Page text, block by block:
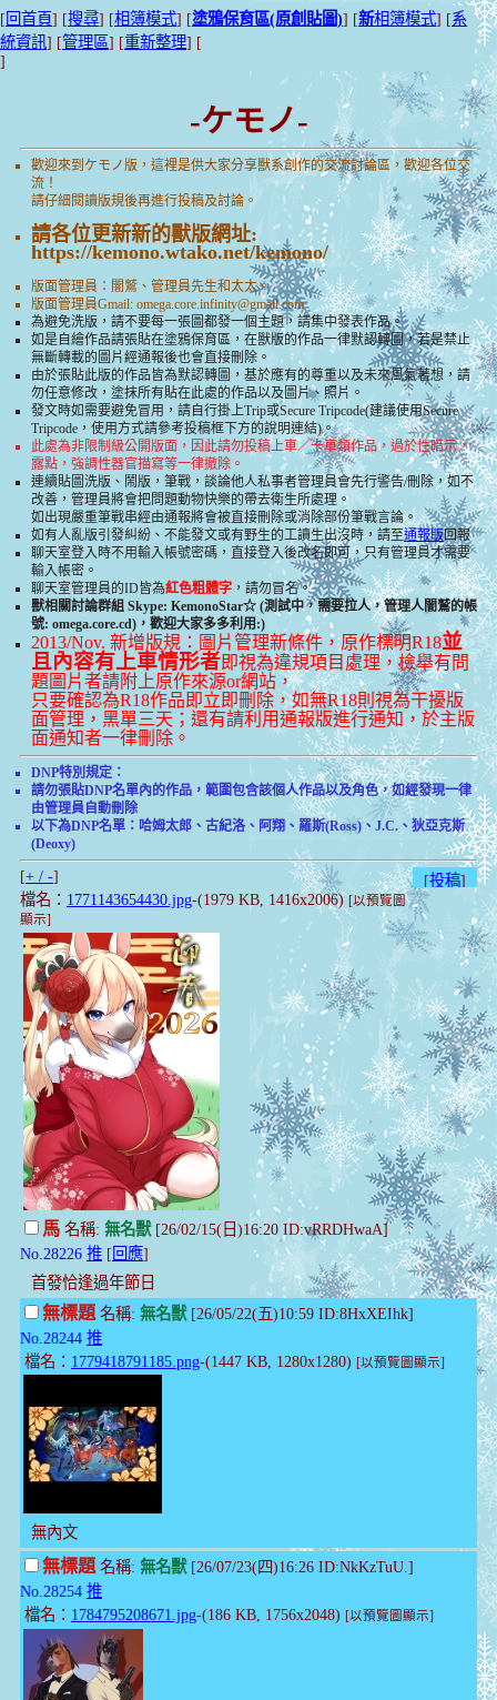
[ 回首頁] [搜尋] [相簿模式] [塗鴉保育區(原創貼圖)] [新相簿模式] [系
統資訊] [管理區] [重新整理] [
]
-ケモノ-
歡迎來到ケモノ版，這裡是供大家分享獸系創作的交流討論區，歡迎各位交
流！
請仔細閱讀版規後再進行投稿及討論。
請各位更新新的獸版網址:
https://kemono.wtako.net/kemono/
版面管理員：闇鷲、管理員先生和太太。
版面管理員Gmail: omega.core.infinity@gmail.com
為避免洗版，請不要每一張圖都發一個主題，請集中發表作品。
如是自繪作品請張貼在塗鴉保育區，在獸版的作品一律默認轉圖，若是禁止
無斷轉載的圖片經通報後也會直接刪除。
由於張貼此版的作品皆為默認轉圖，基於應有的尊重以及未來風氣著想，請
勿任意修改，塗抹所有貼在此處的作品以及圖片、照片。
發文時如需要避免冒用，請自行掛上Trip或Secure Tripcode(建議使用Secure
Tripcode，使用方式請參考投稿框下方的說明連結)。
此處為非限制級公開版面，因此請勿投稿上車／卡車類作品，過於性暗示，
露點，強調性器官描寫等一律撤除。
連續貼圖洗版、鬧版，筆戰，談論他人私事者管理員會先行警告/刪除，如不
改善，管理員將會把問題動物快樂的帶去衛生所處理。
如出現嚴重筆戰串經由通報將會被直接刪除或消除部份筆戰言論。
如有人亂版引發糾紛、不能發文或有野生的工讀生出沒時，請至通報版回報
聊天室登入時不用輸入帳號密碼，直接登入後改名即可，只有管理員才需要
輸入帳密。
聊天室管理員的ID皆為紅色粗體字 ，請勿冒名。
獸相關討論群組 Skype: KemonoStar☆ (測試中，需要拉人，管理人闇鷲的帳
號: omega.core.cd)，歡迎大家多多利用:)
2013/Nov. 新增版規：圖片管理新條件，原作標明R18並
且內容有上車情形者即視為違規項目處理，檢舉有問
題圖片者請附上原作來源or網站，
只要確認為R18作品即立即刪除，如無R18則視為干擾版
面管理，黑單三天；還有請利用通報版進行通知，於主版
面通知者一律刪除。
DNP特別規定：
請勿張貼DNP名單內的作品，範圍包含該個人作品以及角色，如經發現一律
由管理員自動刪除
以下為DNP名單：哈姆太郎、古紀洛、阿翔、羅斯(Ross)、J.C.、狄亞克斯
(Deoxy)
[投稿]
[+ / -]
檔名： 1771143654430.jpg-(1979 KB, 1416x2006) [以預覽圖
顯示]
馬 名稱: 無名獸[26/02/15(日)16:20 ID:vRRDHwaA]
No.28226 推 [ 回應]
首發恰逢過年節日
無標題名稱: 無名獸[26/05/22(五)10:59 ID:8HxXEIhk]
No.28244 推
檔名： 1779418791185.png-(1447 KB, 1280x1280) [以預覽圖顯示]
無內文
無標題名稱: 無名獸[26/07/23(四)16:26 ID:NkKzTuU.]
No.28254 推
檔名： 1784795208671.jpg-(186 KB, 1756x2048) [以預覽圖顯示]